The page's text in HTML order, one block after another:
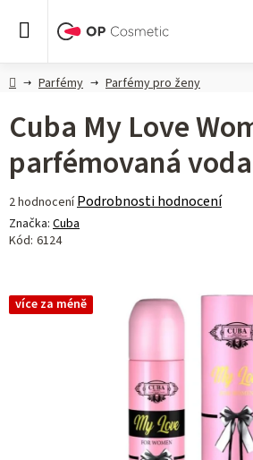
DomůParfémy Parfémy pro ženy
Cuba My Love
parfémovaná
Průměrné
hodnocení
produktu
z 5
hvězdiček.
2 hodnocení Podrobnosti hodnocení
Značka: Cuba
Kód: 6124
více za méně